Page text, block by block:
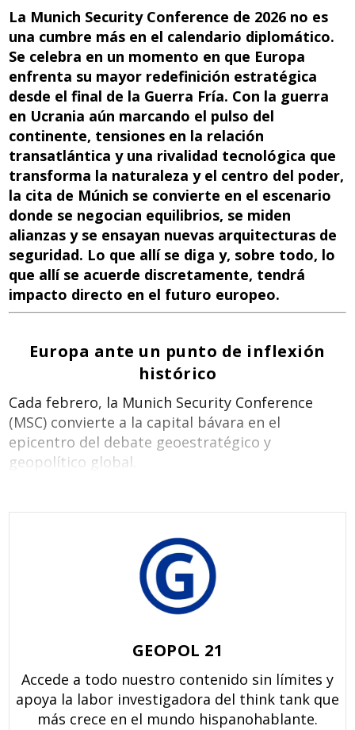
e
b
o
o
k
k
e
dI
n
at
s
A
p
p
d
di
t
t
La Munich Security Conference de 2026 no es
una cumbre más en el calendario diplomático.
Se celebra en un momento en que Europa
enfrenta su mayor redefinición estratégica
desde el final de la Guerra Fría. Con la guerra
en Ucrania aún marcando el pulso del
continente, tensiones en la relación
transatlántica y una rivalidad tecnológica que
transforma la naturaleza y el centro del poder,
la cita de Múnich se convierte en el escenario
donde se negocian equilibrios, se miden
alianzas y se ensayan nuevas arquitecturas de
seguridad. Lo que allí se diga y, sobre todo, lo
que allí se acuerde discretamente, tendrá
impacto directo en el futuro europeo.
Europa ante un punto de inflexión
histórico
Cada febrero, la Munich Security Conference
(MSC) convierte a la capital bávara en el
epicentro del debate geoestratégico y
geopolítico global.
GEOPOL 21
Accede a todo nuestro contenido sin límites y
apoya la labor investigadora del think tank que
más crece en el mundo hispanohablante.